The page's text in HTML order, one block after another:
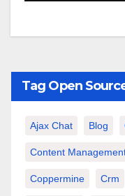
Tag Open
Ajax Chat Blog
Content
Coppermine Crm